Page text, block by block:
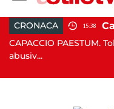
CRONACA 15:38
CAPACCIO PAESTUM.
abusiv...